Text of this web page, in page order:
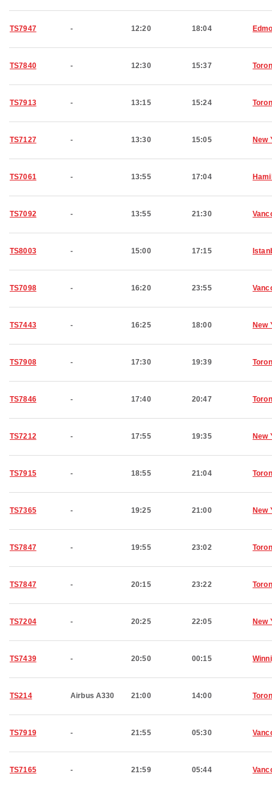
TS7947 - 12:20 18:04
TS7840 - 12:30 15:37
TS7913 - 13:15 15:24
TS7127 - 13:30 15:05 New
TS7061 - 13:55 17:04
TS7092 - 13:55 21:30
TS8003 - 15:00 17:15
TS7098 - 16:20 23:55
TS7443 - 16:25 18:00 New
TS7908 - 17:30 19:39
TS7846 - 17:40 20:47
TS7212 - 17:55 19:35 New
TS7915 - 18:55 21:04
TS7365 - 19:25 21:00 New
TS7847 - 19:55 23:02
TS7847 - 20:15 23:22
TS7204 - 20:25 22:05 New
TS7439 - 20:50 00:15
TS214 Airbus A330 21:00 14:00
TS7919 - 21:55 05:30
TS7165 - 21:59 05:44